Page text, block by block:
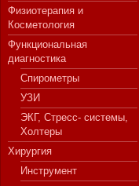
Физиотерапия и
Косметология
Функциональная
диагностика
Спирометры
УЗИ
ЭКГ, Стресс- системы,
Холтеры
Хирургия
Инструмент